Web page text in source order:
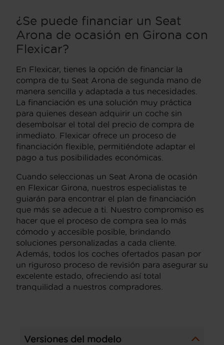
¿Se puede financiar un Seat
Arona de ocasión en Girona con
Flexicar?
En Flexicar, tienes la opción de financiar la
compra de tu Seat Arona de segunda mano de
manera sencilla y adaptada a tus necesidades.
La financiación es una solución muy práctica
para quienes desean adquirir un coche sin
desembolsar el total del precio de compra de
inmediato. Flexicar ofrece un proceso de
financiación flexible, permitiéndote adaptar el
pago a tus posibilidades económicas.
Cuando seleccionas un Seat Arona de ocasión
en Flexicar Girona, nuestros especialistas te
guiarán para encontrar el plan de financiación
que más se adecue a ti. Nuestro compromiso es
hacer que el proceso de compra sea lo más
cómodo y accesible posible, brindando
soluciones personalizadas a cada cliente.
Además, todos los coches ofertados pasan por
un riguroso proceso de revisión para asegurar su
excelente estado, ofreciendo así total
tranquilidad a nuestros compradores.
Versiones del modelo